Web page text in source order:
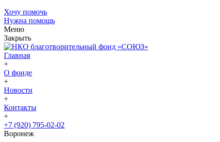
Хочу помочь
Нужна помощь
Меню
Закрыть
Главная
+
О фонде
+
Новости
+
Контакты
+
+7 (920) 795-02-02
Воронеж